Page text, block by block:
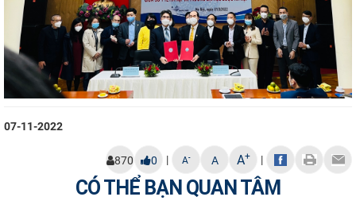
07-11-2022
870 0 | A- A A+ |
CÓ THỂ BẠN QUAN TÂM